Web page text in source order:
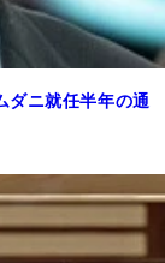
ダニ就任半年の通